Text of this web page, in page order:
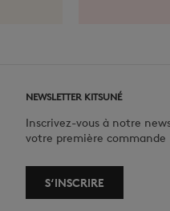
NEWSLETTER KITSUNÉ
Inscrivez-vous à notre
votre première commande
S‘INSCRIRE